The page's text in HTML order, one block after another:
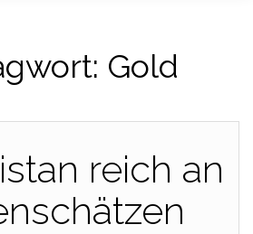
Gold
reich an